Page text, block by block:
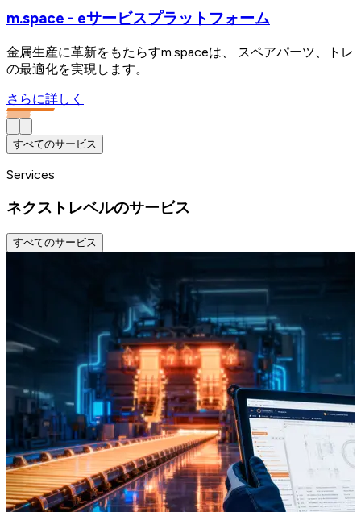
m.space - eサービスプラットフォーム
金属生産に革新をもたらすm.spaceは、 スペアパーツ、ト
の最適化を実現します。
さらに詳しく
すべてのサービス
Services
ネクストレベルのサービス
すべてのサービス